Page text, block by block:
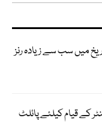
میں سب سے زیادہ رنز
کے قیام کیلئے پائلٹ